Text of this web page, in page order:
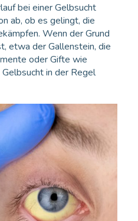
bei einer Gelbsucht
ab, ob es gelingt, die
Wenn der Grund
etwa der Gallenstein, die
oder Gifte wie
in der Regel